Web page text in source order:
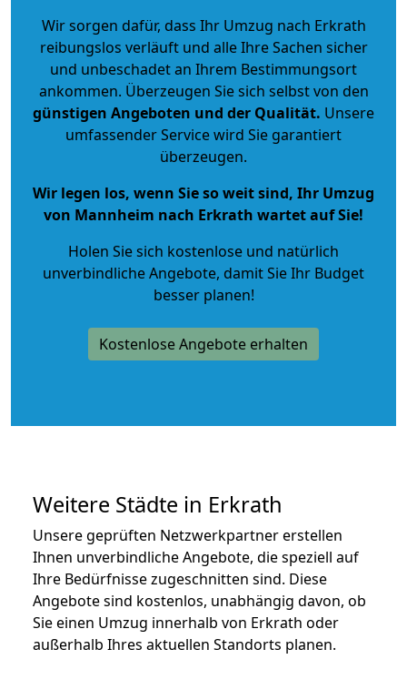
Wir sorgen dafür, dass Ihr Umzug nach Erkrath
reibungslos verläuft und alle Ihre Sachen sicher
und unbeschadet an Ihrem Bestimmungsort
ankommen. Überzeugen Sie sich selbst von den
günstigen Angeboten und der Qualität. Unsere
umfassender Service wird Sie garantiert
überzeugen.
Wir legen los, wenn Sie so weit sind, Ihr Umzug
von Mannheim nach Erkrath wartet auf Sie!
Holen Sie sich kostenlose und natürlich
unverbindliche Angebote, damit Sie Ihr Budget
besser planen!
Kostenlose Angebote erhalten
Weitere Städte in Erkrath
Unsere geprüften Netzwerkpartner erstellen
Ihnen unverbindliche Angebote, die speziell auf
Ihre Bedürfnisse zugeschnitten sind. Diese
Angebote sind kostenlos, unabhängig davon, ob
Sie einen Umzug innerhalb von Erkrath oder
außerhalb Ihres aktuellen Standorts planen.